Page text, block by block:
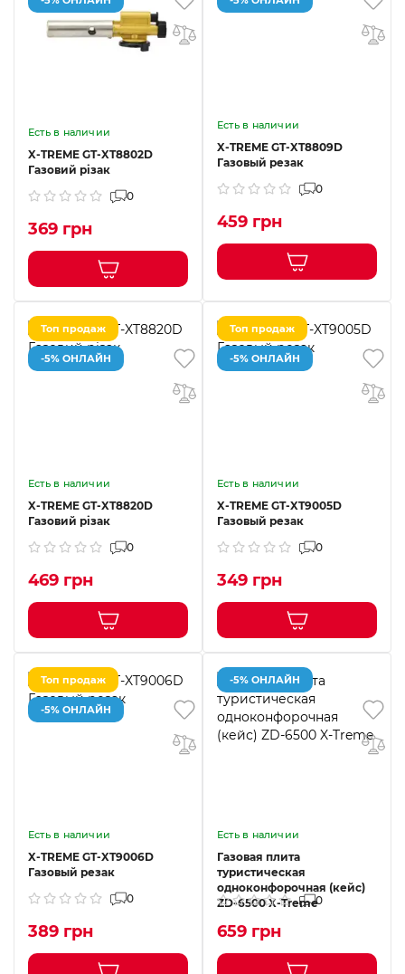
Есть в наличии
X-TREME GT-XT8802D
Газовий різак
0
369 грн
Есть в наличии
X-TREME GT-XT8809D
Газовый резак
0
459 грн
Топ продаж
-5% ОНЛАЙН
Есть в наличии
X-TREME GT-XT8820D
Газовий різак
0
469 грн
Топ продаж
-5% ОНЛАЙН
Есть в наличии
X-TREME GT-XT9005D
Газовый резак
0
349 грн
Топ продаж
-5% ОНЛАЙН
Есть в наличии
X-TREME GT-XT9006D
Газовый резак
0
389 грн
-5% ОНЛАЙН
Есть в наличии
Газовая плита
туристическая
одноконфорочная (кейс)
ZD-6500 X-Treme0
659 грн